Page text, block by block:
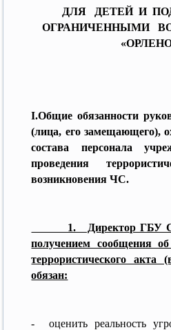
ДЛЯ ДЕТЕЙ И
ОГРАНИЧЕННЫМИ
I.Общие обязанности
(лица, его замещающего),
состава персонала
проведения
возникновения ЧС.
1. Директор ГБУ СО
получением сообщения
террористического акта
обязан:
- оценить реальность